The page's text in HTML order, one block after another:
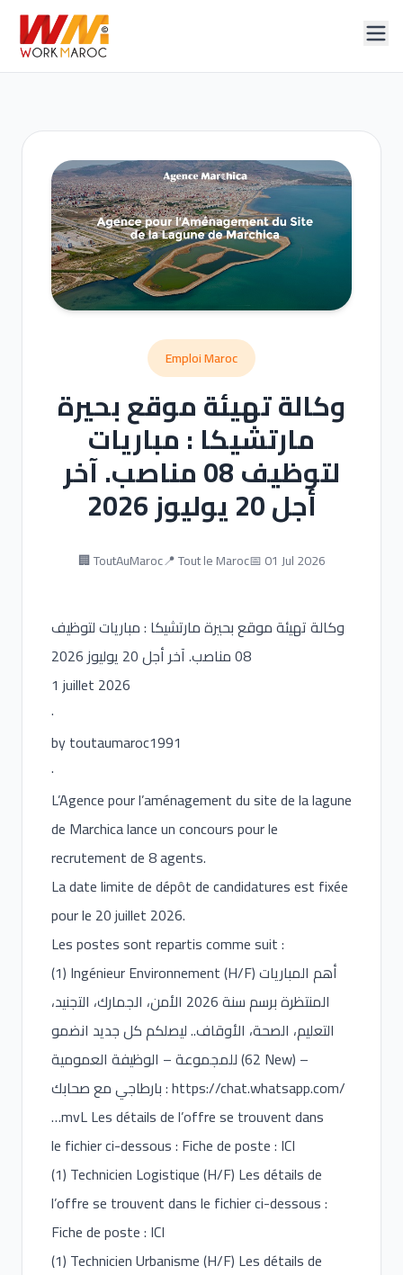
Emploi Maroc
وكالة تهيئة موقع بحيرة
مارتشيكا : مباريات
لتوظيف 08 مناصب. آخر
أجل 20 يوليوز 2026
🏢 ToutAuMaroc📍 Tout le Maroc📅 01 Jul 2026
وكالة تهيئة موقع بحيرة مارتشيكا : مباريات لتوظيف
08 مناصب. آخر أجل 20 يوليوز 2026
1 juillet 2026
·
by toutaumaroc1991
·
L’Agence pour l’aménagement du site de la lagune
de Marchica lance un concours pour le
recrutement de 8 agents.
La date limite de dépôt de candidatures est fixée
pour le 20 juillet 2026.
Les postes sont repartis comme suit :
(1) Ingénieur Environnement (H/F) أهم المباريات
المنتظرة برسم سنة 2026 الأمن، الجمارك، التجنيد،
التعليم، الصحة، الأوقاف.. ليصلكم كل جديد انضمو
للمجموعة – الوظيفة العمومية (62 New) –
بارطاجي مع صحابك :https://chat.whatsapp.com/
…mvL Les détails de l’offre se trouvent dans
le fichier ci-dessous : Fiche de poste : ICI
(1) Technicien Logistique (H/F) Les détails de
l’offre se trouvent dans le fichier ci-dessous :
Fiche de poste : ICI
(1) Technicien Urbanisme (H/F) Les détails de